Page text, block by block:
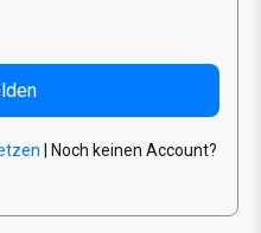
| Noch keinen Account?